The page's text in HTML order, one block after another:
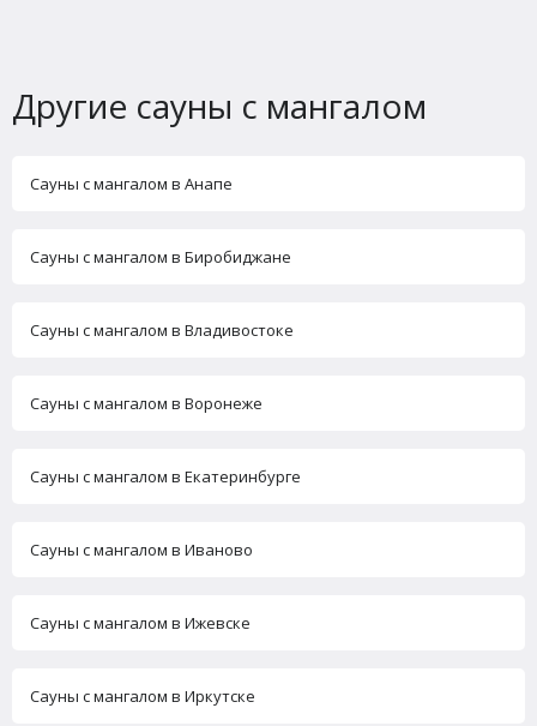
Другие сауны с мангалом
Сауны с мангалом в Анапе
Сауны с мангалом в Биробиджане
Сауны с мангалом в Владивостоке
Сауны с мангалом в Воронеже
Сауны с мангалом в Екатеринбурге
Сауны с мангалом в Иваново
Сауны с мангалом в Ижевске
Сауны с мангалом в Иркутске